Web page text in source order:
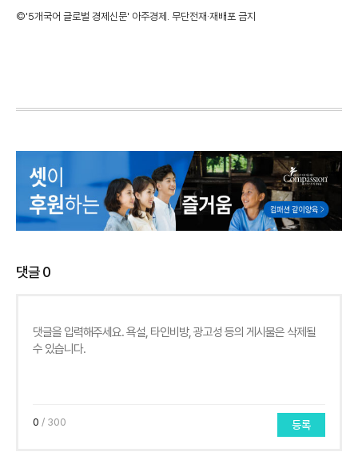
©'5개국어 글로벌 경제신문' 아주경제. 무단전재·재배포 금지
댓글0
0 / 300 등록